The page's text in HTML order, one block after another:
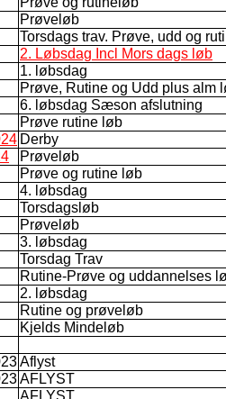
Prøveløb
Torsdags trav. Prøve, udd og
2. Løbsdag Incl Mors dags løb
1. løbsdag
Prøve, Rutine og Udd plus alm
6. løbsdag Sæson afslutning
Prøve rutine løb
Derby
Prøveløb
Prøve og rutine løb
4. løbsdag
Torsdagsløb
Prøveløb
3. løbsdag
Torsdag Trav
Rutine-Prøve og uddannelses
2. løbsdag
Rutine og prøveløb
Kjelds Mindeløb
Aflyst
AFLYST
AFLYST